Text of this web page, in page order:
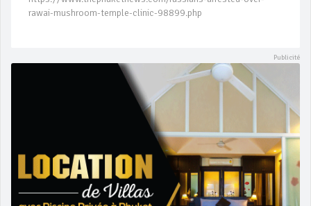
rawai-mushroom-temple-clinic-98899.php